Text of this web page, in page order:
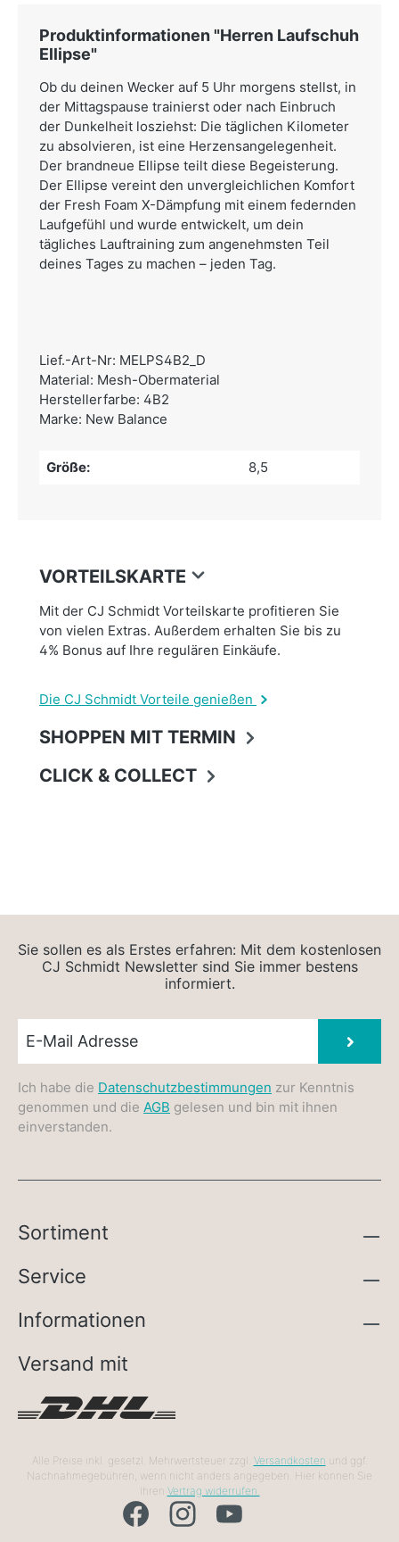
Produktinformationen "Herren Laufschuh
Ellipse"
Ob du deinen Wecker auf 5 Uhr morgens stellst, in
der Mittagspause trainierst oder nach Einbruch
der Dunkelheit losziehst: Die täglichen Kilometer
zu absolvieren, ist eine Herzensangelegenheit.
Der brandneue Ellipse teilt diese Begeisterung.
Der Ellipse vereint den unvergleichlichen Komfort
der Fresh Foam X-Dämpfung mit einem federnden
Laufgefühl und wurde entwickelt, um dein
tägliches Lauftraining zum angenehmsten Teil
deines Tages zu machen – jeden Tag.
Lief.-Art-Nr: MELPS4B2_D
Material: Mesh-Obermaterial
Herstellerfarbe: 4B2
Marke: New Balance
Größe: 8,5
VORTEILSKARTE
Mit der CJ Schmidt Vorteilskarte profitieren Sie
von vielen Extras. Außerdem erhalten Sie bis zu
4% Bonus auf Ihre regulären Einkäufe.
Die CJ Schmidt Vorteile genießen
SHOPPEN MIT TERMIN
CLICK & COLLECT
Sie sollen es als Erstes erfahren: Mit dem kostenlosen
CJ Schmidt Newsletter sind Sie immer bestens
informiert.
Ich habe die Datenschutzbestimmungen zur Kenntnis
genommen und die AGB gelesen und bin mit ihnen
einverstanden.
Sortiment
Service
Informationen
Versand mit
Alle Preise inkl. gesetzl. Mehrwertsteuer zzgl. Versandkosten und ggf.
Nachnahmegebühren, wenn nicht anders angegeben. Hier können Sie
Ihren Vertrag widerrufen.